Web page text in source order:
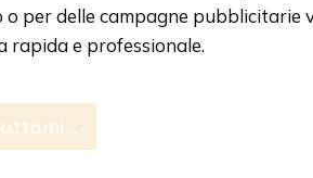
o per delle campagne pubblicitarie
rapida e professionale.